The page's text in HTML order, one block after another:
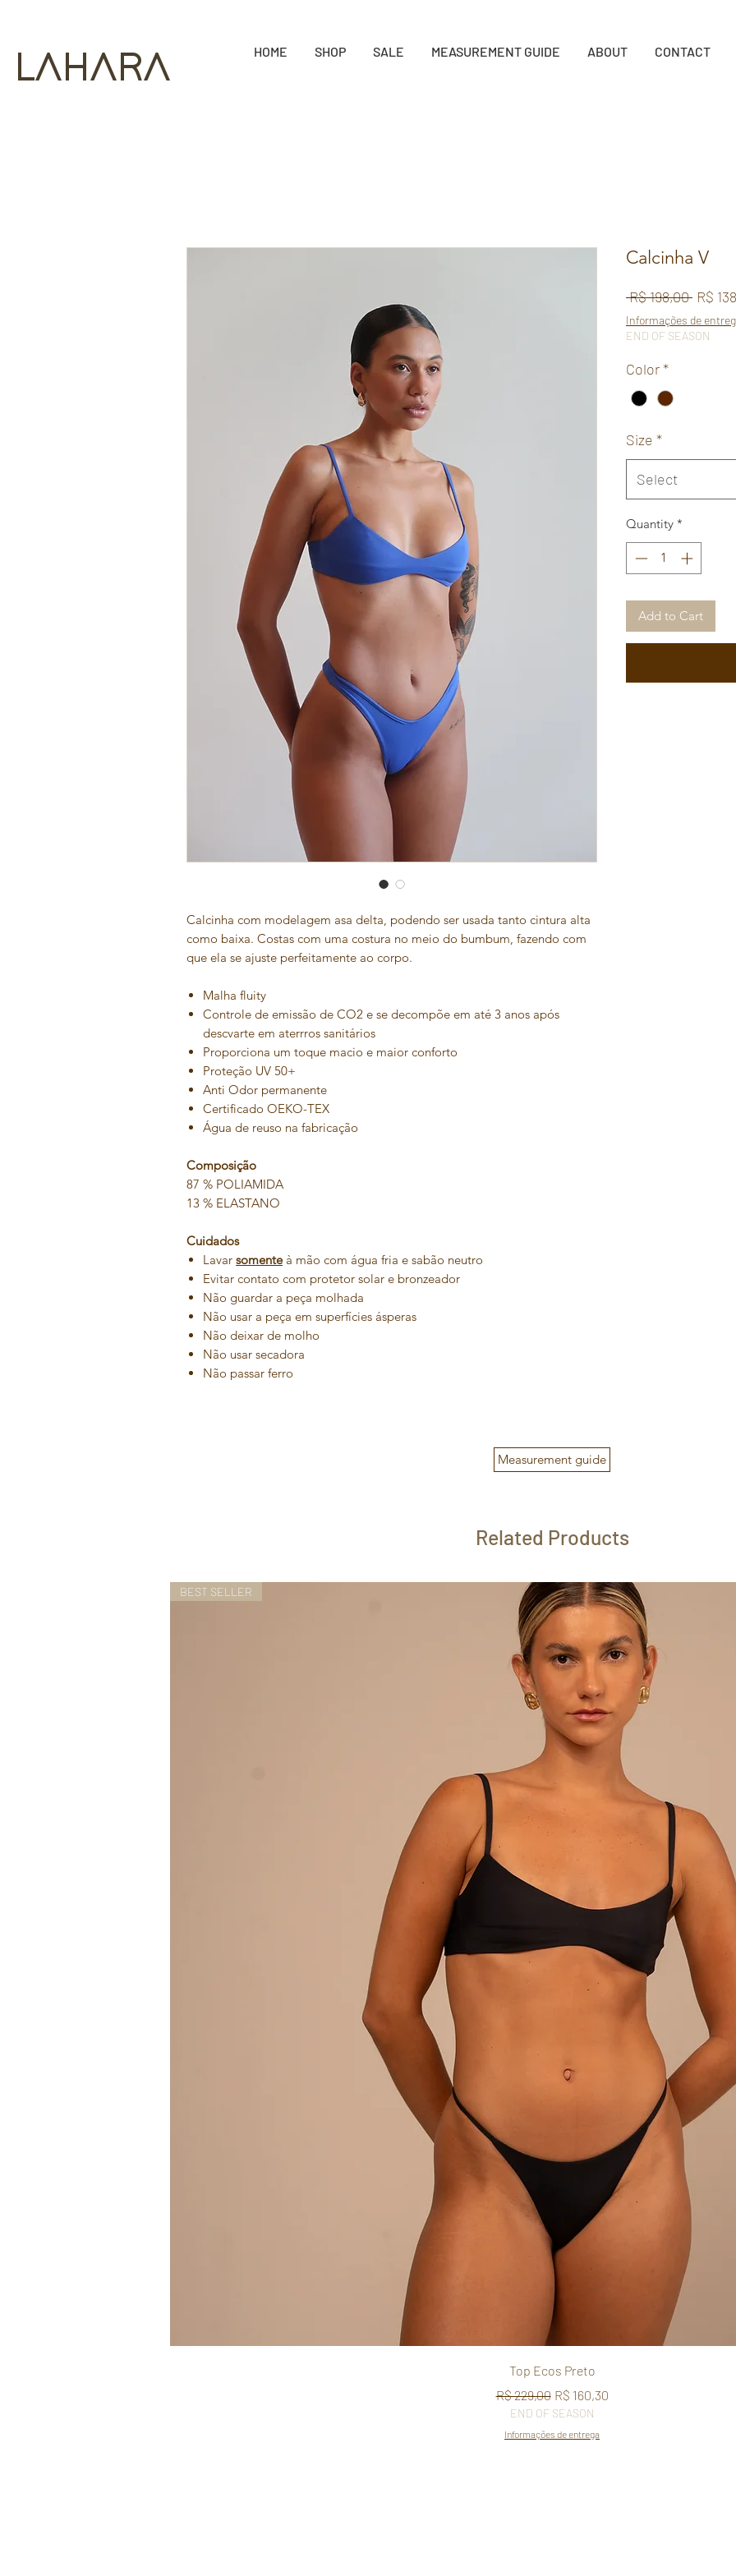
LAHARA HOME SHOP SALE MEASUREMENT GUIDE ABOUT CONTACT
Calcinha com modelagem asa delta, podendo ser usada tanto cintura alta
como baixa. Costas com uma costura no meio do bumbum, fazendo com
que ela se ajuste perfeitamente ao corpo.
Malha fluity
Controle de emissão de CO2 e se decompõe em até 3 anos após
descvarte em aterrros sanitários
Proporciona um toque macio e maior conforto
Proteção UV 50+
Anti Odor permanente
Certificado OEKO-TEX
Água de reuso na fabricação
Composição
87 % POLIAMIDA
13 % ELASTANO
Cuidados
Lavar somente à mão com água fria e sabão neutro
Evitar contato com protetor solar e bronzeador
Não guardar a peça molhada
Não usar a peça em superfícies ásperas
Não deixar de molho
Não usar secadora
Não passar ferro
Calcinha V
R$ 198,00
Price
R$
Informações de
END OF SEASON
Color*
Size *
Select
Quantity *
Add to Cart
Measurement guide
Related Products
Quick View
BEST SELLER
Top Ecos Preto
Regular Price
R$ 229,00 Sale Price
R$ 160,30
END OF SEASON
Informações de entrega